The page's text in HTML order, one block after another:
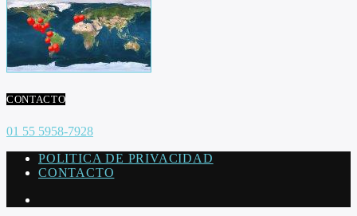
CONTACTO
01 55 5958-7928
POLITICA DE PRIVACIDAD
CONTACTO